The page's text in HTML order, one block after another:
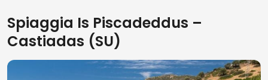
Spiaggia Is Piscadeddus –
Castiadas (SU)